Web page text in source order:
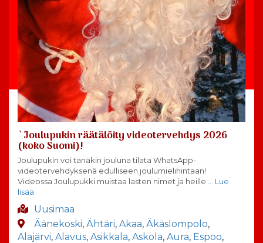
`Joulupukin räätälöity videotervehdys 2026
(koko Suomi)!
Joulupukin voi tänäkin jouluna tilata WhatsApp-
videotervehdyksenä edulliseen joulumielihintaan!
Videossa Joulupukki muistaa lasten nimet ja heille … Lue
lisää
Uusimaa
Äänekoski, Ähtäri, Akaa, Äkäslompolo,
Alajärvi, Alavus, Asikkala, Askola, Aura, Espoo,